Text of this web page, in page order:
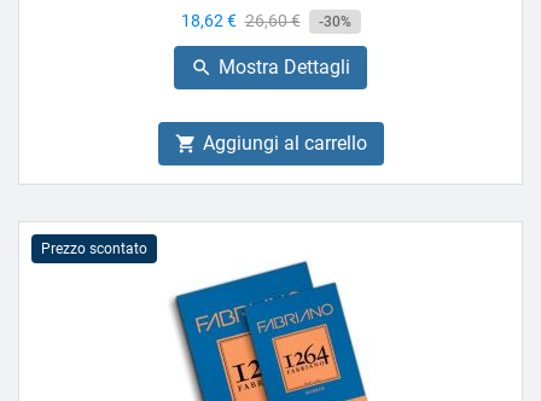
Prezzo
18,62 € Prezzo
base
26,60 € -30%
 Mostra Dettagli
 Aggiungi al carrello
Prezzo scontato